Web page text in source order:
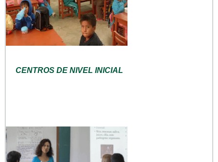
CENTROS DE NIVEL INICIAL